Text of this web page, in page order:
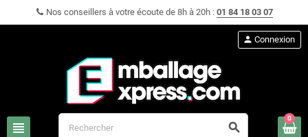
Nos conseillers à votre écoute de 8h à 20h : 01 84 18 03 07
view_headline search
person Connexion
0